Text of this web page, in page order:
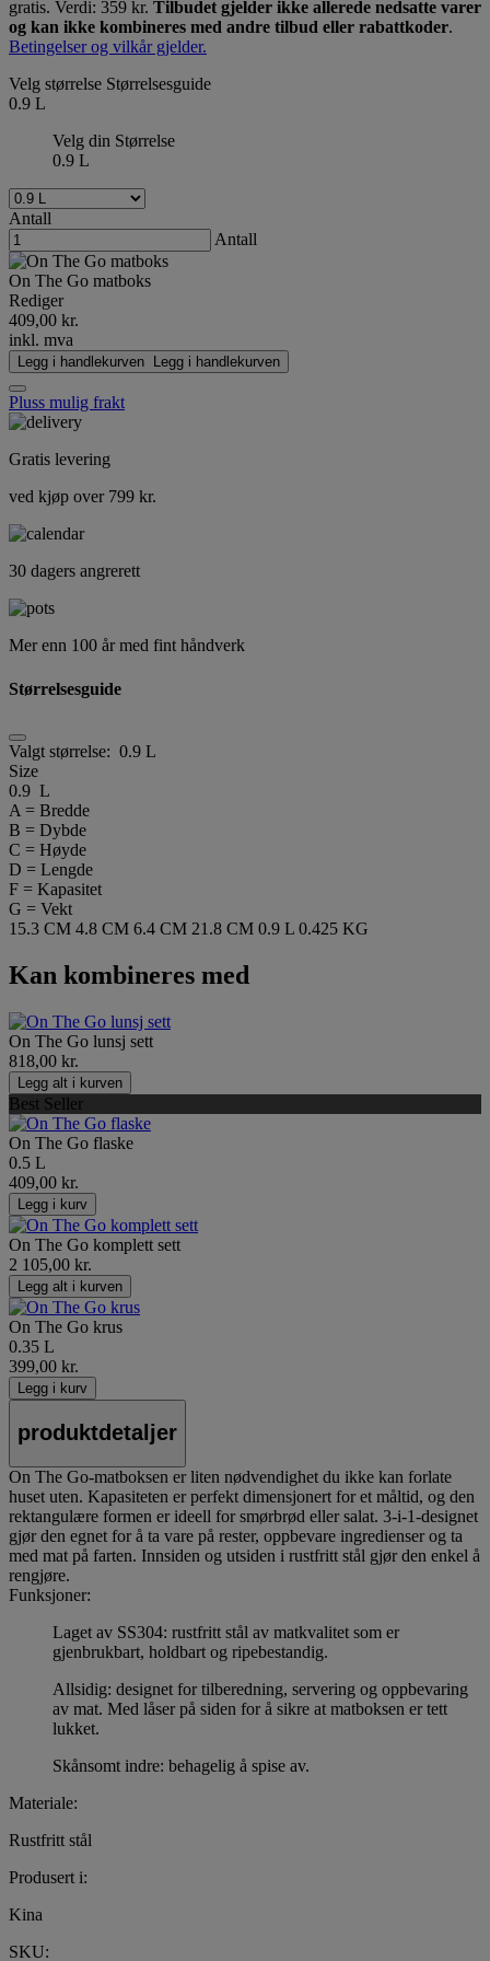
gratis. Verdi: 359 kr. Tilbudet gjelder ikke allerede nedsatte varer
og kan ikke kombineres med andre tilbud eller rabattkoder.
Betingelser og vilkår gjelder.
Velg størrelse Størrelsesguide
0.9 L
Velg din Størrelse
0.9 L
Antall
Antall
On The Go matboks
Rediger
409,00 kr.
inkl. mva
Legg i handlekurven Legg i handlekurven
Pluss mulig frakt
Gratis levering
ved kjøp over 799 kr.
30 dagers angrerett
Mer enn 100 år med fint håndverk
Størrelsesguide
Valgt størrelse: 0.9 L
Size
0.9 L
A = Bredde
B = Dybde
C = Høyde
D = Lengde
F = Kapasitet
G = Vekt
15.3 CM 4.8 CM 6.4 CM 21.8 CM 0.9 L 0.425 KG
Kan kombineres med
On The Go lunsj sett
818,00 kr.
Legg alt i kurven
Best Seller
On The Go flaske
0.5 L
409,00 kr.
Legg i kurv
On The Go komplett sett
2 105,00 kr.
Legg alt i kurven
On The Go krus
0.35 L
399,00 kr.
Legg i kurv
produktdetaljer
On The Go-matboksen er liten nødvendighet du ikke kan forlate
huset uten. Kapasiteten er perfekt dimensjonert for et måltid, og den
rektangulære formen er ideell for smørbrød eller salat. 3-i-1-designet
gjør den egnet for å ta vare på rester, oppbevare ingredienser og ta
med mat på farten. Innsiden og utsiden i rustfritt stål gjør den enkel å
rengjøre.
Funksjoner:
Laget av SS304: rustfritt stål av matkvalitet som er
gjenbrukbart, holdbart og ripebestandig.
Allsidig: designet for tilberedning, servering og oppbevaring
av mat. Med låser på siden for å sikre at matboksen er tett
lukket.
Skånsomt indre: behagelig å spise av.
Materiale:
Rustfritt stål
Produsert i:
Kina
SKU: